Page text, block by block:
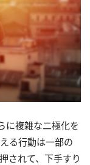
に複雑な二極化を
る行動は一部の
されて、下手すり